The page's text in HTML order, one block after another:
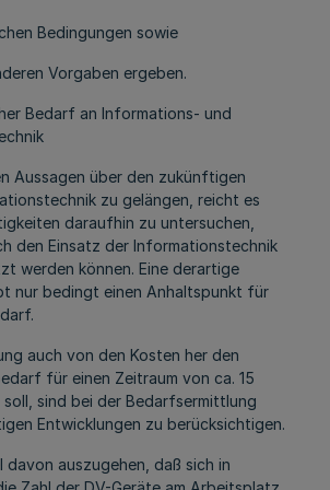
Bedingungen sowie
Vorgaben ergeben.
Bedarf an Informations- und
Aussagen über den zukünftigen
zu gelängen, reicht es
daraufhin zu untersuchen,
den Einsatz der Informationstechnik
werden können. Eine derartige
nur bedingt einen Anhaltspunkt für
auch von den Kosten her den
für einen Zeitraum von ca. 15
soll, sind bei der Bedarfsermittlung
Entwicklungen zu berücksichtigen.
davon auszugehen, daß sich in